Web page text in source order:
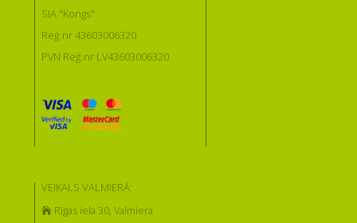
SIA "Kongs"
Reģ.nr 43603006320
PVN Reģ.nr LV43603006320
VEIKALS VALMIERĀ:
Rīgas iela 30, Valmiera